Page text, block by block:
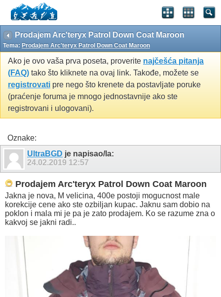
Prodajem Arc'teryx Patrol Down Coat Maroon
Tema: Prodajem Arc'teryx Patrol Down Coat Maroon
Ako je ovo vaša prva poseta, proverite najčešća pitanja
(FAQ) tako što kliknete na ovaj link. Takođe, možete se
registrovati pre nego što krenete da postavljate poruke
(praćenje foruma je mnogo jednostavnije ako ste
registrovani i ulogovani).
Oznake:
UltraBGD je napisao/la:
24.02.2019 12:57
Prodajem Arc'teryx Patrol Down Coat Maroon
Jakna je nova, M velicina, 400e postoji mogucnost male
korekcije cene ako ste ozbiljan kupac. Jaknu sam dobio na
poklon i mala mi je pa je zato prodajem. Ko se razume zna o
kakvoj se jakni radi..